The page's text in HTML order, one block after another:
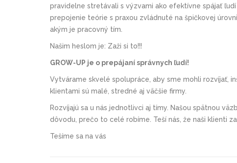
pravidelne stretávali s výzvami ako efektívne spájať
prepojenie teórie s praxou zvládnuté na špičkovej
akým je pracovný tím.
Našim heslom je: Zaži si to!!!
GROW-UP je o prepájaní správnych ľudí!
Vytvárame skvelé spolupráce, aby sme mohli rozvíjať,
klientami sú malé, stredné aj väčšie firmy.
Rozvíjajú sa u nás jednotlivci aj tímy. Našou spätnou
dôvodu, prečo to celé robíme. Teší nás, že naši klienti
Tešíme sa na vás